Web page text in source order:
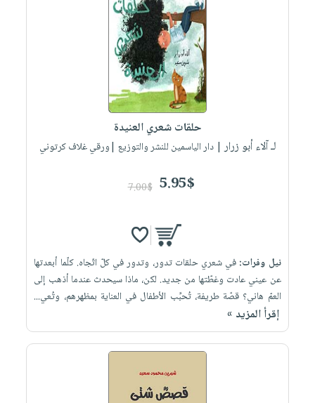
حلقات شعري العنيدة
لـ آلاء أبو زرار| دار الياسمين للنشر والتوزيع |ورقي غلاف كرتوني
5.95$
7.00$
نيل وفرات: في شعري حلقات تدور، وتدور في كلّ اتّجاه. كلّما أبعدتها
عن عيني عادت وغطّتها من جديد. لكن، ماذا سيحدث عندما أذهب إلى
العمّ هاني؟ قصّة طريفة، تُحبِّب الأطفال في العناية بمظهرهم، وتُعي...
إقرأ المزيد »